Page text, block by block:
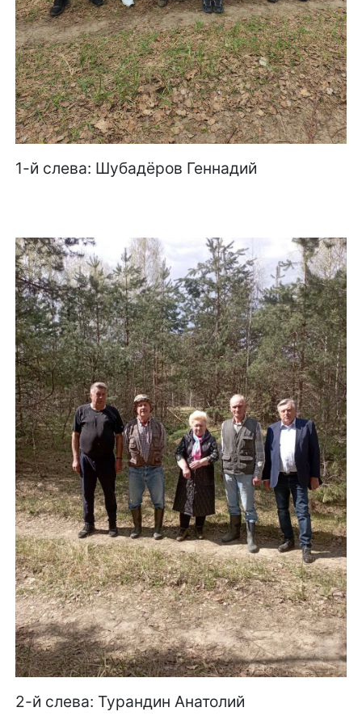
1-й слева: Шубадёров Геннадий
2-й слева: Турандин Анатолий